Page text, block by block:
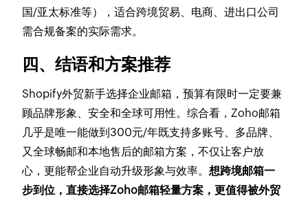
国/亚太标准等），适合跨境贸易、电商、进出口公司
需合规备案的实际需求。
四、结语和方案推荐
Shopify外贸新手选择企业邮箱，预算有限时一定要兼
顾品牌形象、安全和全球可用性。综合看，Zoho邮箱
几乎是唯一能做到300元/年既支持多账号、多品牌、
又全球畅邮和本地售后的邮箱方案，不仅让客户放
心，更能帮企业自动升级形象与效率。想跨境邮箱一
步到位，直接选择Zoho邮箱轻量方案，更值得被外贸